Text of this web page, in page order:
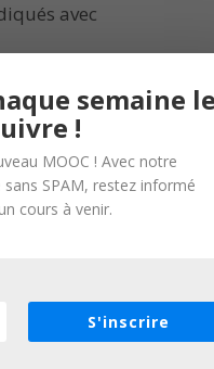
avec
semaine
!
MOOC ! Avec notre
SPAM, restez informé
cours à venir.
S'inscrire